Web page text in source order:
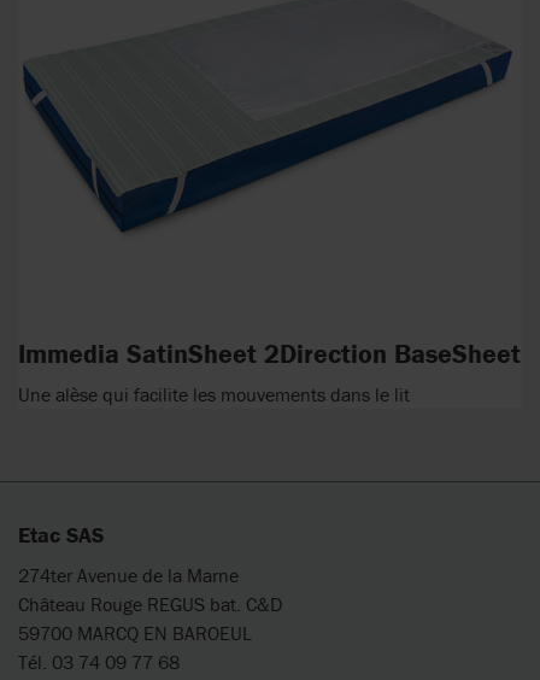
Immedia SatinSheet 2Direction BaseSheet
Une alèse qui facilite les mouvements dans le lit
Etac SAS
274ter Avenue de la Marne
Château Rouge REGUS bat. C&D
59700 MARCQ EN BAROEUL
Tél. 03 74 09 77 68